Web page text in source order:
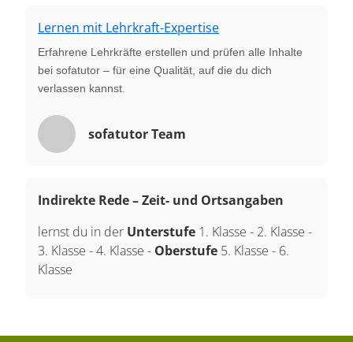
Lernen mit Lehrkraft-Expertise
Erfahrene Lehrkräfte erstellen und prüfen alle Inhalte
bei sofatutor – für eine Qualität, auf die du dich
verlassen kannst.
sofatutor Team
Indirekte Rede – Zeit- und Ortsangaben
lernst du in der Unterstufe 1. Klasse - 2. Klasse -
3. Klasse -4. Klasse - Oberstufe 5. Klasse - 6.
Klasse